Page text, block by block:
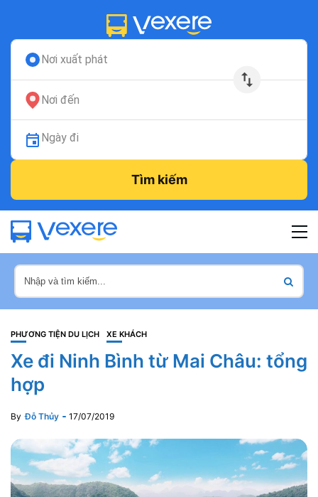
Nơi xuất phát
Nơi đến
Ngày đi
Tìm kiếm
PHƯƠNG TIỆN DU LỊCH XE KHÁCH
Xe đi Ninh Bình từ Mai Châu: tổng
hợp
By Đỗ Thủy 17/07/2019